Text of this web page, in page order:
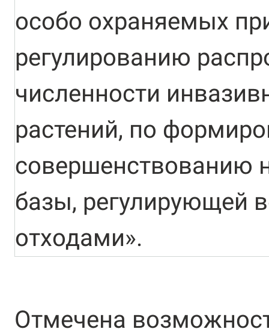
особо охраняемых
регулированию
численности
растений, по
совершенствованию
базы, регулирующей
отходами».
Отмечена